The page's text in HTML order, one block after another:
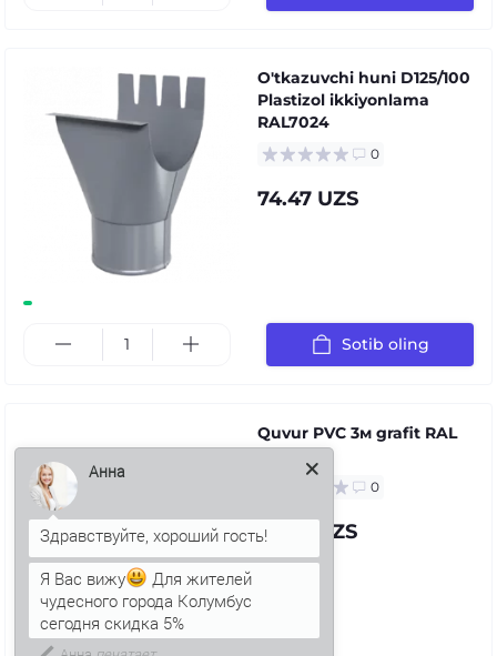
O'tkazuvchi huni D125/100
Plastizol ikkiyonlama
RAL7024
0
74.47 UZS
Sotib oling
Quvur PVC 3м grafit RAL
0
97.39 UZS
Здравствуйте, хороший гость!
Я Вас вижу
Для жителей
чудесного города Колумбус
сегодня скидка 5%